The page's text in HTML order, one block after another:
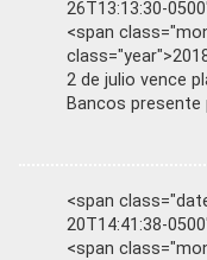
26T13:13:30-
<span
2 de julio vence
Bancos presente
<span
20T14:41:38-
<span